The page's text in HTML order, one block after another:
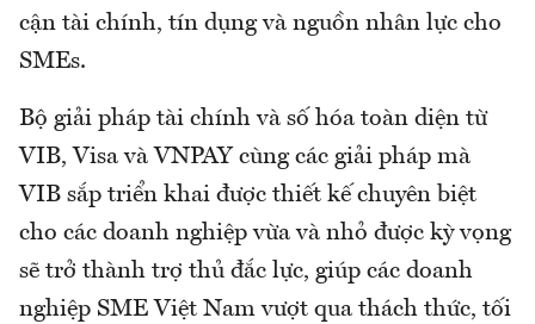
cận tài chính, tín dụng và nguồn nhân lực cho
SMEs.
Bộ giải pháp tài chính và số hóa toàn diện từ
VIB, Visa và VNPAY cùng các giải pháp mà
VIB sắp triển khai được thiết kế chuyên biệt
cho các doanh nghiệp vừa và nhỏ được kỳ vọng
sẽ trở thành trợ thủ đắc lực, giúp các doanh
nghiệp SME Việt Nam vượt qua thách thức, tối